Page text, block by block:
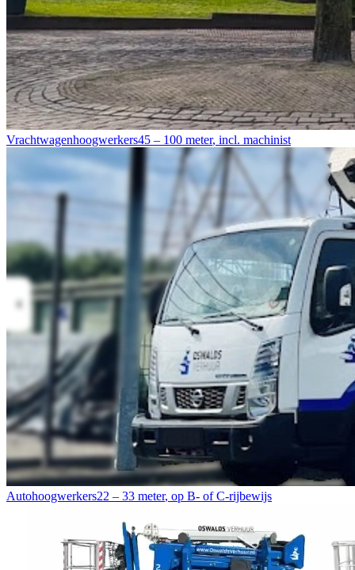
Vrachtwagenhoogwerkers45 – 100 meter, incl. machinist
Autohoogwerkers22 – 33 meter, op B- of C-rijbewijs